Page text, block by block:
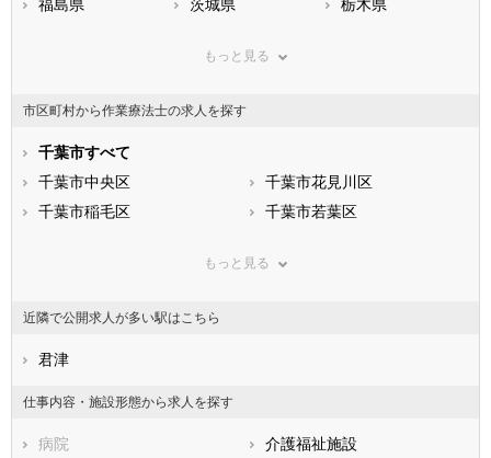
福島県 茨城県
栃木県
神奈川県
石川県
福井県
静岡県
滋賀県
大阪府
兵庫県
和歌山県
山口県
福岡県
佐賀県
熊本県
もっと見る
市区町村から作業療法士の求人を探す
千葉市すべて
千葉市中央区
千葉市花見川区
千葉市稲毛区
千葉市若葉区
船橋市
木更津市
東金市
旭市
もっと見る
近隣で公開求人が多い駅はこちら
君津
仕事内容・施設形態から求人を探す
病院
介護福祉施設